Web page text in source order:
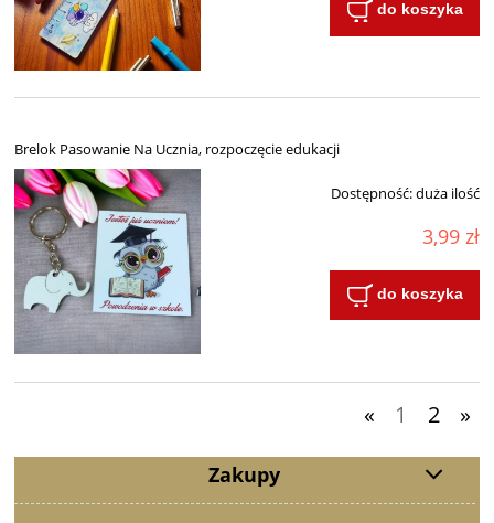
do koszyka
Brelok Pasowanie Na Ucznia, rozpoczęcie edukacji
Dostępność:duża ilość
3,99 zł
do koszyka
« 1 2 »
Zakupy